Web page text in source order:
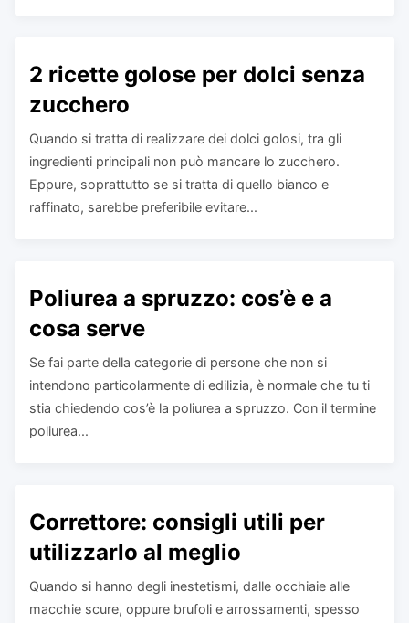
2 ricette golose per dolci senza
zucchero
Quando si tratta di realizzare dei dolci golosi, tra gli
ingredienti principali non può mancare lo zucchero.
Eppure, soprattutto se si tratta di quello bianco e
raffinato, sarebbe preferibile evitare...
Poliurea a spruzzo: cos’è e a
cosa serve
Se fai parte della categorie di persone che non si
intendono particolarmente di edilizia, è normale che tu ti
stia chiedendo cos’è la poliurea a spruzzo. Con il termine
poliurea...
Correttore: consigli utili per
utilizzarlo al meglio
Quando si hanno degli inestetismi, dalle occhiaie alle
macchie scure, oppure brufoli e arrossamenti, spesso